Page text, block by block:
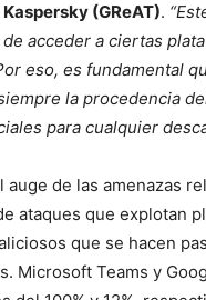
(GReAT).
acceder a ciertas
eso, es fundamental
la procedencia
para cualquier
auge de las amenazas
ataques que explotan
que se hacen
Microsoft Teams y